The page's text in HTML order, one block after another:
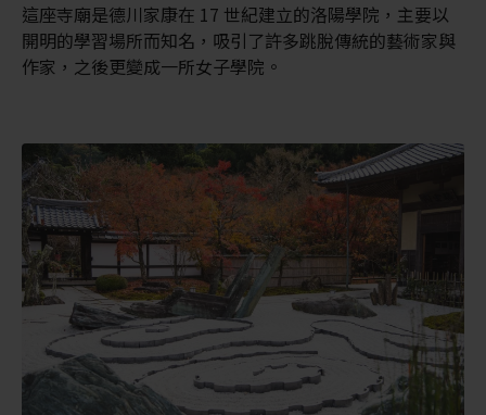
這座寺廟是德川家康在 17 世紀建立的洛陽學院，主要以
開明的學習場所而知名，吸引了許多跳脫傳統的藝術家與
作家，之後更變成一所女子學院。